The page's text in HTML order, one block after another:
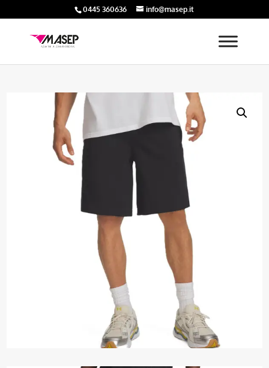
0445 360636 info@masep.it